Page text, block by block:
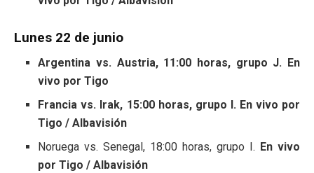
Lunes 22 de junio
Argentina vs. Austria, 11:00 horas, grupo J. En
vivo por Tigo
Francia vs. Irak, 15:00 horas, grupo I. En vivo por
Tigo / Albavisión
Noruega vs. Senegal, 18:00 horas, grupo I. En vivo
por Tigo / Albavisión